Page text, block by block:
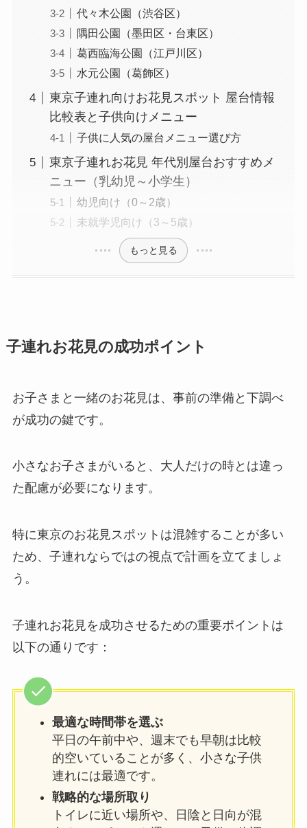
代々木公園（渋谷区）
隅田公園（墨田区・台東区）
葛西臨海公園（江戸川区）
水元公園（葛飾区）
東京子連れ向けお花見スポット 屋台情報
比較表と子供向けメニュー
子供に人気の屋台メニュー選び方
東京子連れお花見 年代別屋台おすすめメ
ニュー（乳幼児～小学生）
幼児向け（0～2歳）
未就学児向け（3～5歳）
もっと見る
子連れお花見の成功ポイント
お子さまと一緒のお花見は、事前の準備と下調べ
が成功の鍵です。
小さなお子さまがいると、大人だけの時とは違っ
た配慮が必要になります。
特に東京のお花見スポットは混雑することが多い
ため、子連れならではの視点で計画を立てましょ
う。
子連れお花見を成功させるための重要ポイントは
以下の通りです：
最適な時間帯を選ぶ
平日の午前中や、週末でも早朝は比較
的空いていることが多く、小さな子供
連れには最適です。
戦略的な場所取り
トイレに近い場所や、日陰と日向が混